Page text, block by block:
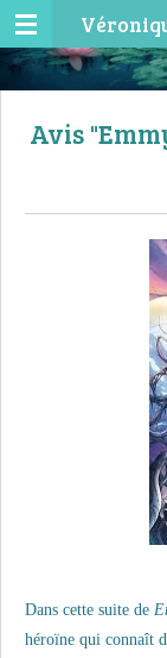
Passer
au
Avis
Dans cette suite de
héroïne qui connaît